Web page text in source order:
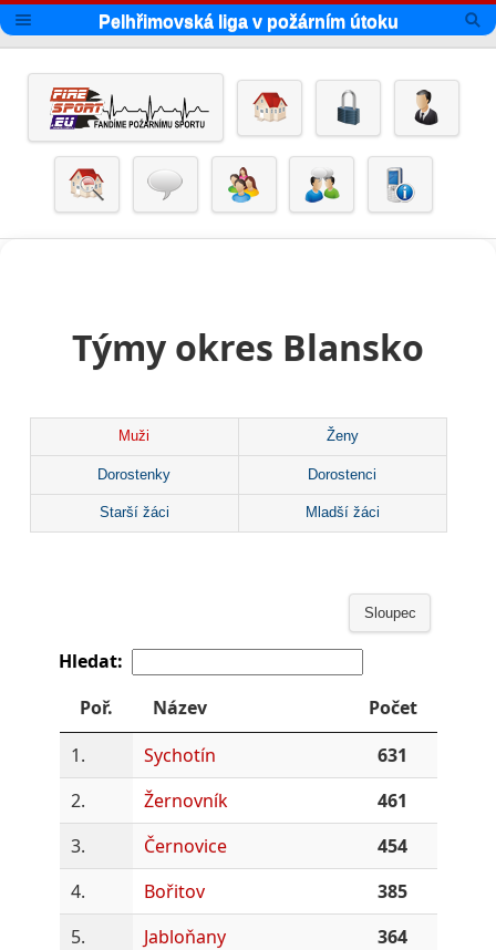
Pelhřimovská liga v požárním útoku
Týmy okres Blansko
Muži Ženy
Dorostenky Dorostenci
Starší žáci Mladší žáci
Sloupec
Hledat:
Poř.
Název
Počet
1.
Sychotín
631
2.
Žernovník
461
3.
Černovice
454
4.
Bořitov
385
5.
Jabloňany
364